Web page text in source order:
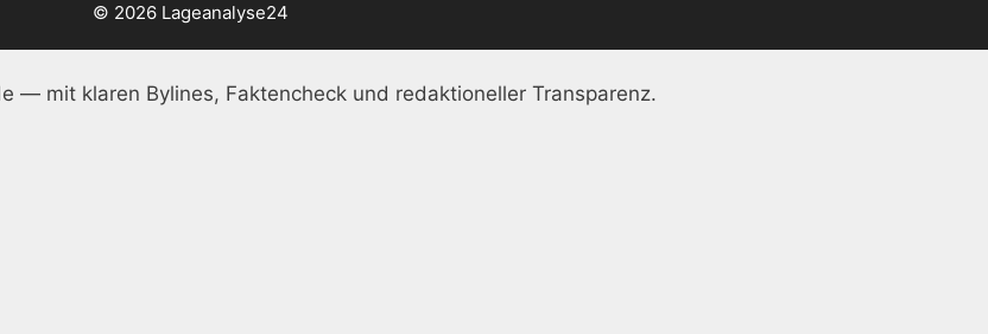
© 2026 Lageanalyse24
— mit klaren Bylines, Faktencheck und redaktioneller Transparenz.